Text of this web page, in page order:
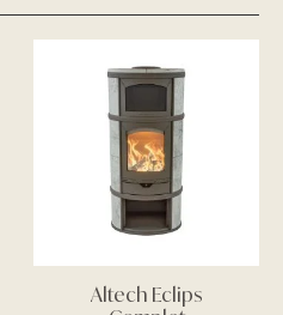
Altech Eclips